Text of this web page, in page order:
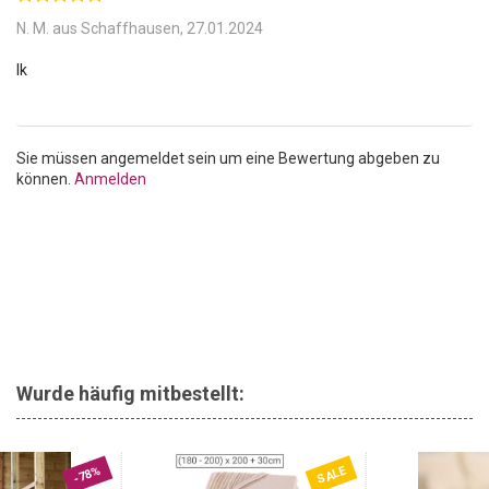
N. M. aus Schaffhausen, 27.01.2024
Sie müssen angemeldet sein um eine Bewertung abgeben zu
können. Anmelden
Wurde häufig mitbestellt:
-78% SALE